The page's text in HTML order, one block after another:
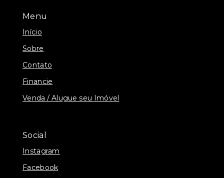
Menu
Início
Sobre
Contato
Financie
Venda / Alugue seu Imóvel
Social
Instagram
Facebook